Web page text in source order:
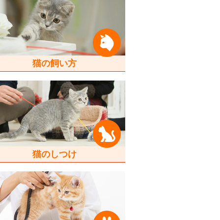
猫の飼い方
猫のしつけ